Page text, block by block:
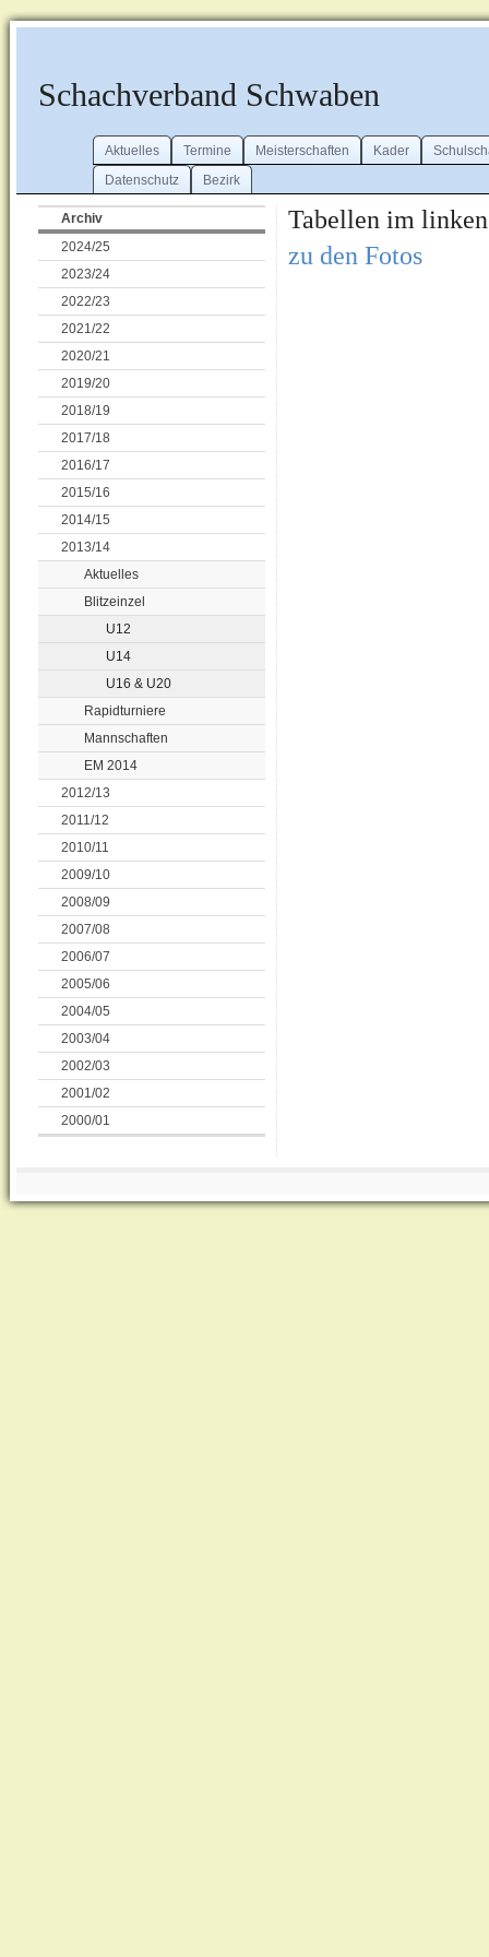
Schachverband Schwaben
Aktuelles Termine Meisterschaften Kader
Datenschutz
Bezirk
Archiv
2024/25
2023/24
2022/23
2021/22
2020/21
2019/20
2018/19
2017/18
2016/17
2015/16
2014/15
2013/14
Aktuelles
Blitzeinzel
U12
U14
U16 & U20
Rapidturniere
Mannschaften
EM 2014
2012/13
2011/12
2010/11
2009/10
2008/09
2007/08
2006/07
2005/06
2004/05
2003/04
2002/03
2001/02
2000/01
Tabellen im
zu den Fotos